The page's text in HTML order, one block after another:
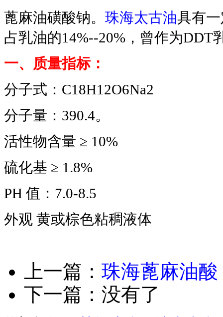
蓖麻油磺酸钠。 珠海太古油具有
占乳油的14%--20%，曾作为DDT
一、质量指标：
分子式：C18H12O6Na2
分子量：390.4。
活性物含量 ≥ 10%
硫化基 ≥ 1.8%
PH 值：7.0-8.5
外观 黄或棕色粘稠液体
上一篇： 珠海蓖麻油酸
下一篇：没有了